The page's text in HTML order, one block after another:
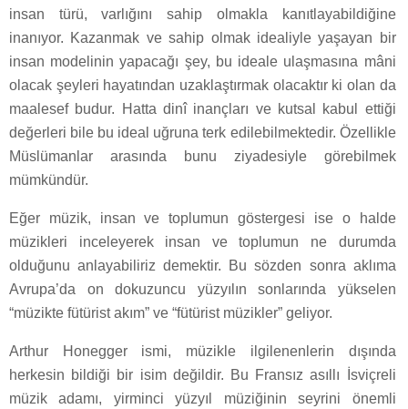
insan türü, varlığını sahip olmakla kanıtlayabildiğine
inanıyor. Kazanmak ve sahip olmak idealiyle yaşayan bir
insan modelinin yapacağı şey, bu ideale ulaşmasına mâni
olacak şeyleri hayatından uzaklaştırmak olacaktır ki olan da
maalesef budur. Hatta dinî inançları ve kutsal kabul ettiği
değerleri bile bu ideal uğruna terk edilebilmektedir. Özellikle
Müslümanlar arasında bunu ziyadesiyle görebilmek
mümkündür.
Eğer müzik, insan ve toplumun göstergesi ise o halde
müzikleri inceleyerek insan ve toplumun ne durumda
olduğunu anlayabiliriz demektir. Bu sözden sonra aklıma
Avrupa’da on dokuzuncu yüzyılın sonlarında yükselen
“müzikte fütürist akım” ve “fütürist müzikler” geliyor.
Arthur Honegger ismi, müzikle ilgilenenlerin dışında
herkesin bildiği bir isim değildir. Bu Fransız asıllı İsviçreli
müzik adamı, yirminci yüzyıl müziğinin seyrini önemli